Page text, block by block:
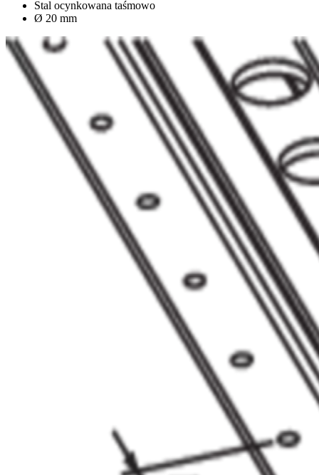
Stal ocynkowana taśmowo
Ø 20 mm